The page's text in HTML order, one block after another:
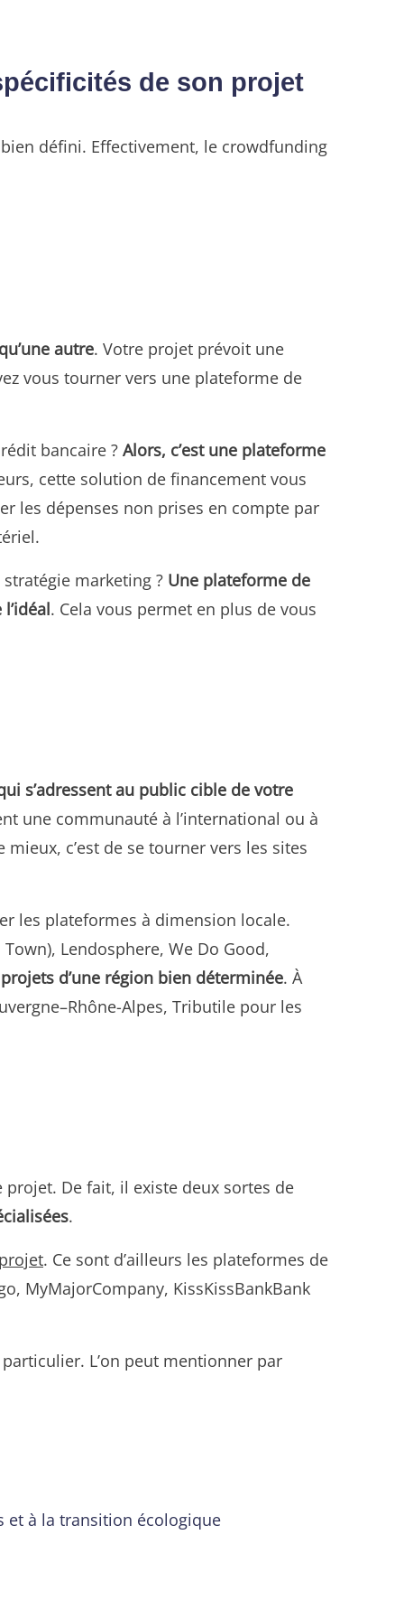
de son projet
défini. Effectivement, le crowdfunding
autre. Votre projet prévoit une
vous tourner vers une plateforme de
bancaire ? Alors, c’est une plateforme
cette solution de financement vous
les dépenses non prises en compte par
marketing ? Une plateforme de
. Cela vous permet en plus de vous
s’adressent au public cible de votre
une communauté à l’international ou à
c’est de se tourner vers les sites
les plateformes à dimension locale.
Lendosphere, We Do Good,
d’une région bien déterminée. À
Alpes, Tributile pour les
De fait, il existe deux sortes de
.
. Ce sont d’ailleurs les plateformes de
MyMajorCompany, KissKissBankBank
L’on peut mentionner par
et à la transition écologique